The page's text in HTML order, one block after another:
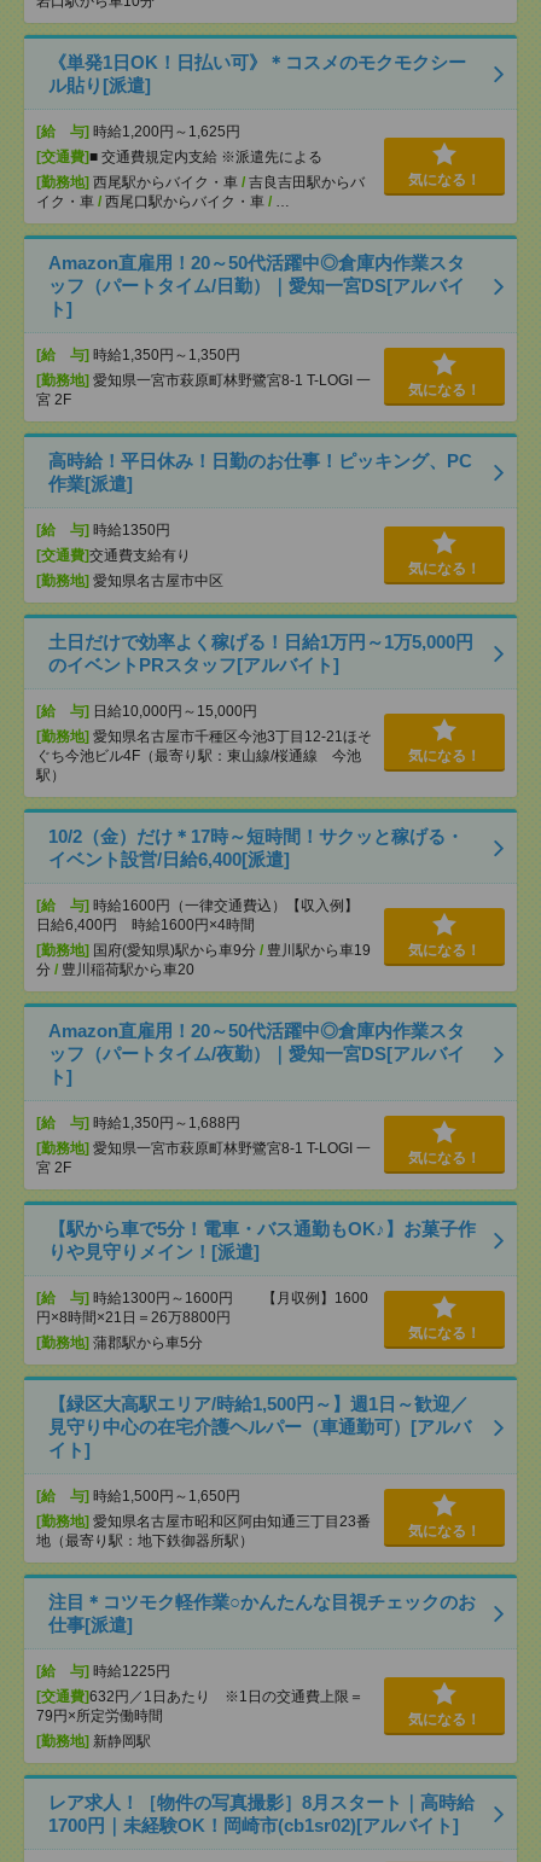
《単発1日OK！日払い可》＊コスメのモクモクシー
ル貼り[派遣]
[給 与] 時給1,200円～1,625円
[交通費]■ 交通費規定内支給 ※派遣先による
[勤務地] 西尾駅からバイク・車 / 吉良吉田駅からバ
イク・車 / 西尾口駅からバイク・車 / …
気になる！
Amazon直雇用！20～50代活躍中◎倉庫内作業スタ
ッフ（パートタイム/日勤）｜愛知一宮DS[アルバイ
ト]
[給 与] 時給1,350円～1,350円
[勤務地] 愛知県一宮市萩原町林野鷺宮8-1 T-LOGI 一
宮 2F
気になる！
高時給！平日休み！日勤のお仕事！ピッキング、PC
作業[派遣]
[給 与] 時給1350円
[交通費]交通費支給有り
[勤務地] 愛知県名古屋市中区
気になる！
土日だけで効率よく稼げる！日給1万円～1万5,000円
のイベントPRスタッフ[アルバイト]
[給 与] 日給10,000円～15,000円
[勤務地] 愛知県名古屋市千種区今池3丁目12-21ほそ
ぐち今池ビル4F（最寄り駅：東山線/桜通線 今池
駅）
気になる！
10/2（金）だけ＊17時～短時間！サクッと稼げる・
イベント設営/日給6,400[派遣]
[給 与] 時給1600円（一律交通費込）【収入例】
日給6,400円 時給1600円×4時間
[勤務地] 国府(愛知県)駅から車9分 / 豊川駅から車19
分 / 豊川稲荷駅から車20
気になる！
Amazon直雇用！20～50代活躍中◎倉庫内作業スタ
ッフ（パートタイム/夜勤）｜愛知一宮DS[アルバイ
ト]
[給 与] 時給1,350円～1,688円
[勤務地] 愛知県一宮市萩原町林野鷺宮8-1 T-LOGI 一
宮 2F
気になる！
【駅から車で5分！電車・バス通勤もOK♪】お菓子作
りや見守りメイン！[派遣]
[給 与] 時給1300円～1600円 【月収例】1600
円×8時間×21日＝26万8800円
[勤務地] 蒲郡駅から車5分
気になる！
【緑区大高駅エリア/時給1,500円～】週1日～歓迎／
見守り中心の在宅介護ヘルパー（車通勤可）[アルバ
イト]
[給 与] 時給1,500円～1,650円
[勤務地] 愛知県名古屋市昭和区阿由知通三丁目23番
地（最寄り駅：地下鉄御器所駅）
気になる！
注目＊コツモク軽作業○かんたんな目視チェックのお
仕事[派遣]
[給 与] 時給1225円
[交通費]632円／1日あたり ※1日の交通費上限＝
79円×所定労働時間
[勤務地] 新静岡駅
気になる！
レア求人！［物件の写真撮影］8月スタート｜高時給
1700円｜未経験OK！岡崎市(cb1sr02)[アルバイト]